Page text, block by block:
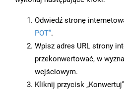
Odwiedź stronę
POT”.
Wpisz adres URL strony
przekonwertować, w
wejściowym.
Kliknij przycisk